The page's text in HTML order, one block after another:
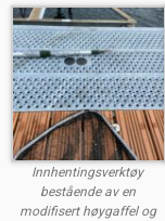
Innhentingsverktøy
bestående av en
modifisert høygaffel og